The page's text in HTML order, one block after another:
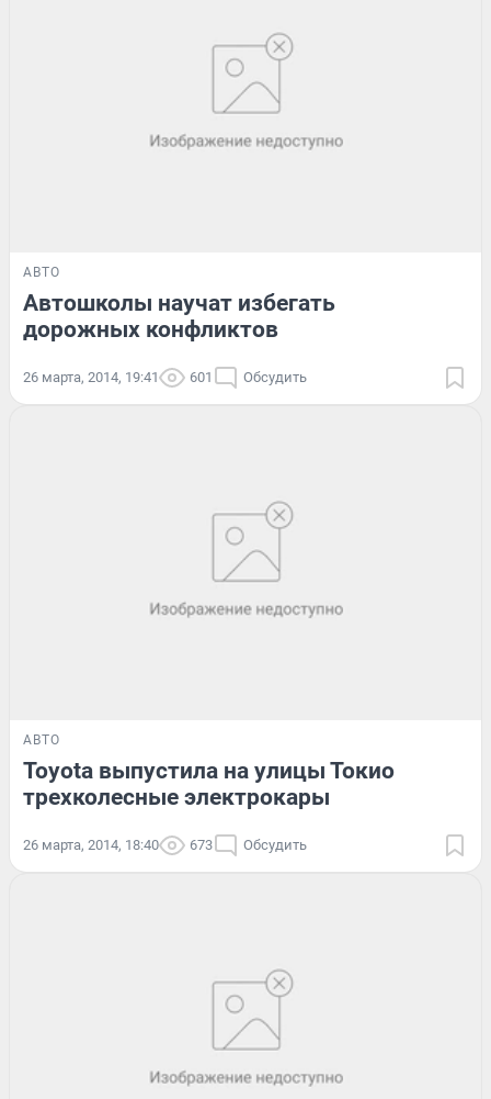
АВТО
Автошколы научат избегать
дорожных конфликтов
26 марта, 2014, 19:41 601 Обсудить
АВТО
Toyota выпустила на улицы Токио
трехколесные электрокары
26 марта, 2014, 18:40 673 Обсудить